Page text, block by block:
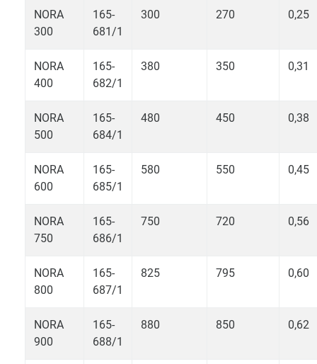
NORA
300
165-
681/1
300 270 0,25
NORA
400
165-
682/1
380 350 0,31
NORA
500
165-
684/1
480 450 0,38
NORA
600
165-
685/1
580 550 0,45
NORA
750
165-
686/1
750 720 0,56
NORA
800
165-
687/1
825 795 0,60
NORA
900
165-
688/1
880 850 0,62